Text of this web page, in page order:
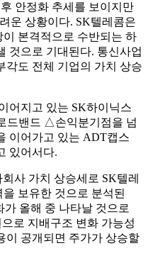
안정화 추세를 보이지만
운 상황이다. SK텔레콤은
본격적으로 수반되는 하
것으로 기대된다. 통신사업
각도 전체 기업의 가치 상승
어지고 있는 SK하이닉스
드밴드 △손익분기점을 넘
이어가고 있는 ADT캡스
있어서다.
사 가치 상승세로 SK텔레
보유한 것으로 분석된
가 올해 중 나타날 것으로
로 지배구조 변화 가능성
이 공개되면 주가가 상승할